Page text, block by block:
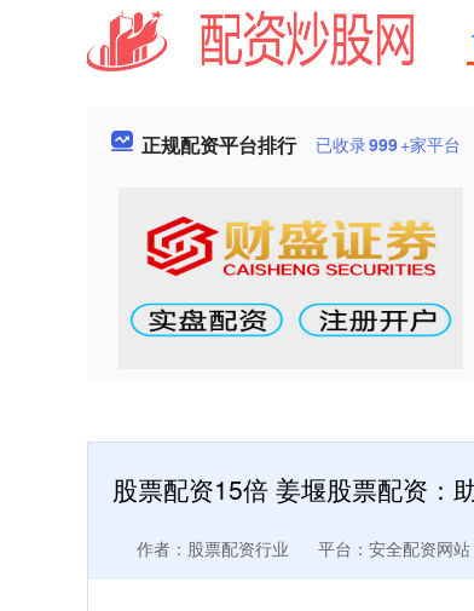
正规配资平台排行 已收录999+家平台
股票配资15倍 姜堰股票配资：
作者：股票配资行业 平台：安全配资网站